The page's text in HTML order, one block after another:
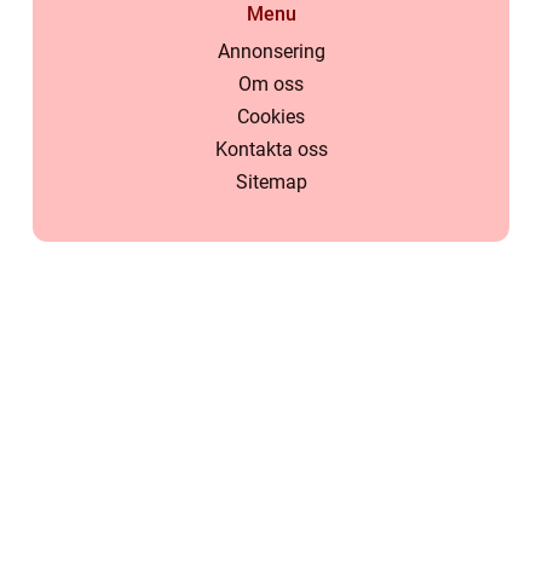
Menu
Annonsering
Om oss
Cookies
Kontakta oss
Sitemap